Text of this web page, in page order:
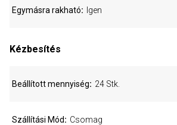
Egymásra rakható Igen
Kézbesítés
Beállított mennyiség 24 Stk.
Szállítási Mód Csomag